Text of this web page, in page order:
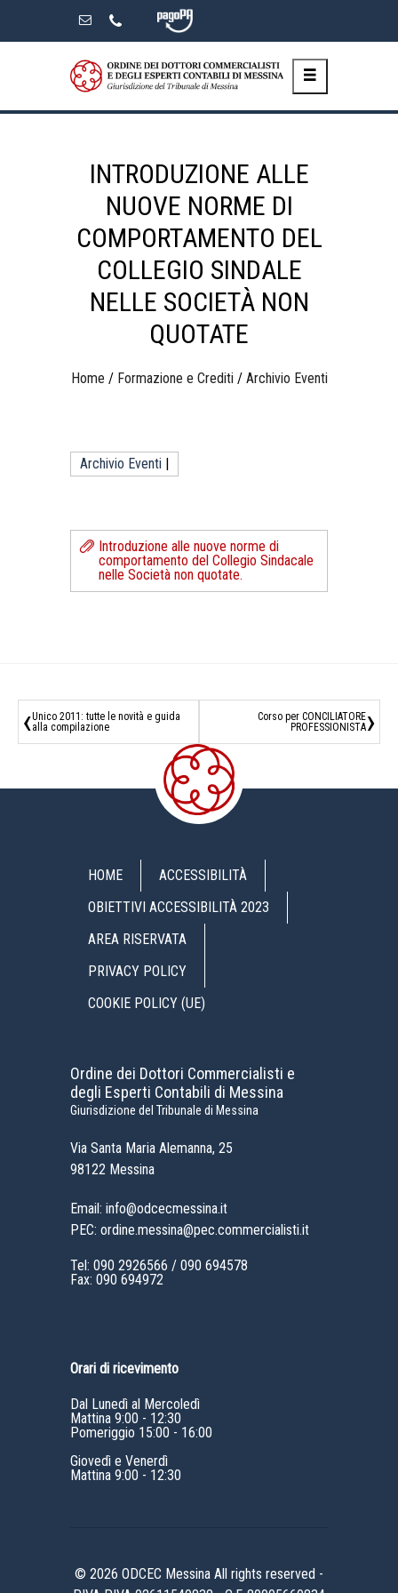
INTRODUZIONE ALLE
NUOVE NORME DI
COMPORTAMENTO DEL
COLLEGIO SINDALE
NELLE SOCIETÀ NON
QUOTATE
Home / Formazione e Crediti / Archivio Eventi
Archivio Eventi
Introduzione alle nuove norme di
comportamento del Collegio Sindacale
nelle Società non quotate.
‹Unico 2011: tutte le novità e guida
alla compilazione
Corso per CONCILIATORE
PROFESSIONISTA›
HOME
ACCESSIBILITÀ
OBIETTIVI ACCESSIBILITÀ 2023
AREA RISERVATA
PRIVACY POLICY
COOKIE POLICY (UE)
Ordine dei Dottori Commercialisti e
degli Esperti Contabili di Messina
Giurisdizione del Tribunale di Messina
Via Santa Maria Alemanna, 25
98122 Messina
Email: info@odcecmessina.it
PEC: ordine.messina@pec.commercialisti.it
Tel: 090 2926566 / 090 694578
Fax: 090 694972
Orari di ricevimento
Dal Lunedì al Mercoledì
Mattina 9:00 - 12:30
Pomeriggio 15:00 - 16:00
Giovedì e Venerdì
Mattina 9:00 - 12:30
© 2026 ODCEC Messina All rights reserved -